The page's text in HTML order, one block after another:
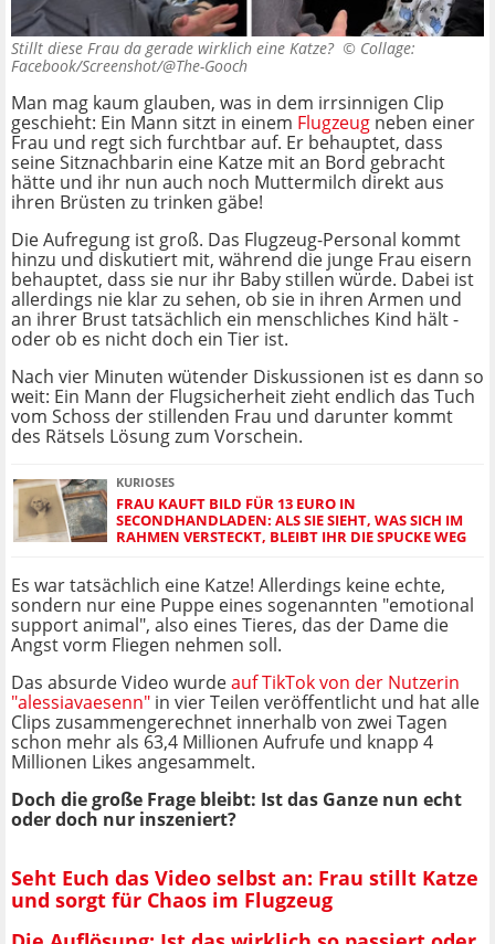
Stillt diese Frau da gerade wirklich eine Katze? © Collage:
Facebook/Screenshot/@The-Gooch
Man mag kaum glauben, was in dem irrsinnigen Clip
geschieht: Ein Mann sitzt in einem Flugzeug neben einer
Frau und regt sich furchtbar auf. Er behauptet, dass
seine Sitznachbarin eine Katze mit an Bord gebracht
hätte und ihr nun auch noch Muttermilch direkt aus
ihren Brüsten zu trinken gäbe!
Die Aufregung ist groß. Das Flugzeug-Personal kommt
hinzu und diskutiert mit, während die junge Frau eisern
behauptet, dass sie nur ihr Baby stillen würde. Dabei ist
allerdings nie klar zu sehen, ob sie in ihren Armen und
an ihrer Brust tatsächlich ein menschliches Kind hält -
oder ob es nicht doch ein Tier ist.
Nach vier Minuten wütender Diskussionen ist es dann so
weit: Ein Mann der Flugsicherheit zieht endlich das Tuch
vom Schoss der stillenden Frau und darunter kommt
des Rätsels Lösung zum Vorschein.
KURIOSES
FRAU KAUFT BILD FÜR 13 EURO IN
SECONDHANDLADEN: ALS SIE SIEHT, WAS SICH IM
RAHMEN VERSTECKT, BLEIBT IHR DIE SPUCKE WEG
Es war tatsächlich eine Katze! Allerdings keine echte,
sondern nur eine Puppe eines sogenannten "emotional
support animal", also eines Tieres, das der Dame die
Angst vorm Fliegen nehmen soll.
Das absurde Video wurdeauf TikTok von der Nutzerin
"alessiavaesenn" in vier Teilen veröffentlicht und hat alle
Clips zusammengerechnet innerhalb von zwei Tagen
schon mehr als 63,4 Millionen Aufrufe und knapp 4
Millionen Likes angesammelt.
Doch die große Frage bleibt: Ist das Ganze nun echt
oder doch nur inszeniert?
Seht Euch das Video selbst an: Frau stillt Katze
und sorgt für Chaos im Flugzeug